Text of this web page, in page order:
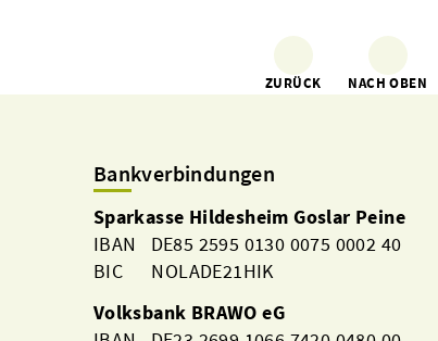
ZURÜCK NACH OBEN
Bankverbindungen
Sparkasse Hildesheim Goslar Peine
IBAN DE85 2595 0130 0075 0002 40
BIC NOLADE21HIK
Volksbank BRAWO eG